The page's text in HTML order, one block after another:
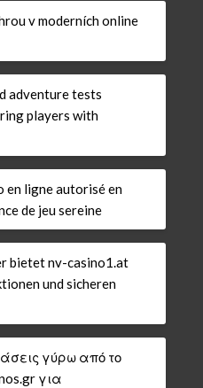
v moderních online
adventure tests
players with
en ligne autorisé en
de jeu sereine
bietet nv-casino1.at
und sicheren
γύρω από το
για